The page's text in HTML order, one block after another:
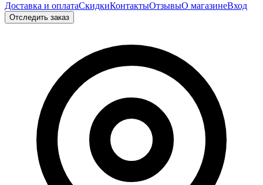
Доставка и оплатаСкидкиКонтактыОтзывыО магазинеВход
Отследить заказ